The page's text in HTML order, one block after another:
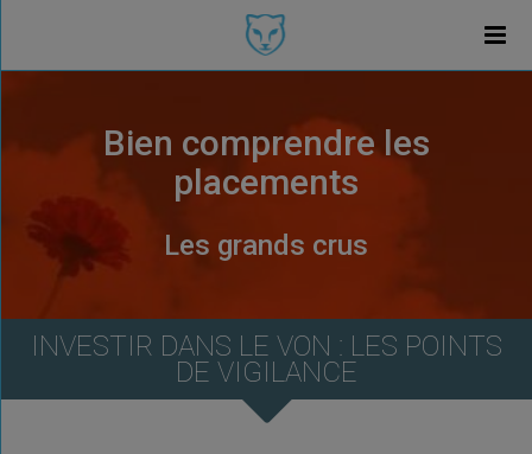
Bien comprendre les
placements
Les grands crus
INVESTIR DANS LE VON : LES POINTS
DE VIGILANCE